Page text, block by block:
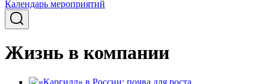
Календарь мероприятий
Жизнь в компании